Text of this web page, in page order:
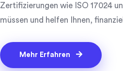
Zertifizierungen wie ISO 17024
müssen und helfen Ihnen,
Mehr Erfahren